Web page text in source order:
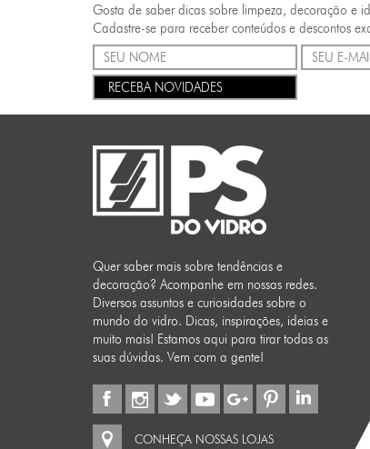
Gosta de saber dicas sobre limpeza, decoração e
Cadastre-se para receber conteúdos e descontos
RECEBA NOVIDADES
Quer saber mais sobre tendências e
decoração? Acompanhe em nossas redes.
Diversos assuntos e curiosidades sobre o
mundo do vidro. Dicas, inspirações, ideias e
muito mais! Estamos aqui para tirar todas as
suas dúvidas. Vem com a gente!
CONHEÇA NOSSAS LOJAS